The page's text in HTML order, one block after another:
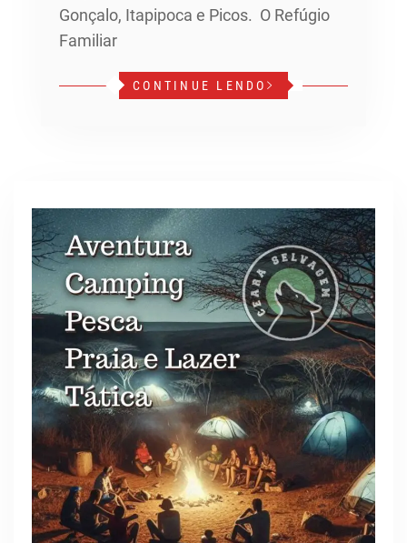
Gonçalo, Itapipoca e Picos. O Refúgio
Familiar
CONTINUE LENDO